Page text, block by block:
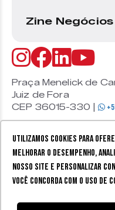
Utilizamos cookies para
melhorar o desempenho,
nosso site e personalizar
você concorda com o uso de
Zine Negócios
Praça Menelick de
Juiz de Fora
CEP 36015-330 |